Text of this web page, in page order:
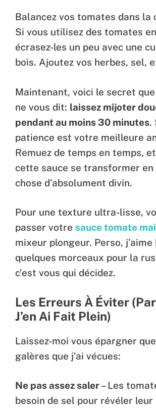
Balancez vos tomates dans la
Si vous utilisez des tomates
écrasez-les un peu avec une
bois. Ajoutez vos herbes, sel,
Maintenant, voici le secret
ne vous dit: laissez mijoter
pendant au moins 30 minutes.
patience est votre meilleure
Remuez de temps en temps,
cette sauce se transformer en
chose d’absolument divin.
Pour une texture ultra-lisse,
passer votre sauce tomate
mixeur plongeur. Perso,
quelques morceaux pour la
c’est vous qui décidez.
Les Erreurs À Éviter
J’en Ai Fait Plein)
Laissez-moi vous épargner
galères que j’ai vécues:
Ne pas assez saler– Les
besoin de sel pour révéler leur